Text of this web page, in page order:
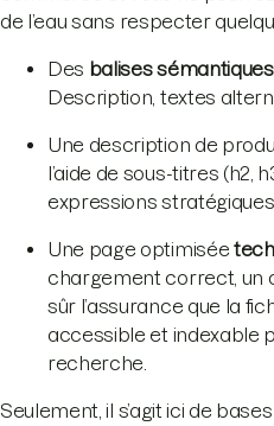
de l’eau sans respecter
Des balises sémantiques
Description, textes
Une description de
l’aide de sous-titres (h2,
expressions
Une page optimisée
chargement correct, un
sûr l’assurance que la
accessible et indexable
recherche.
Seulement, il s’agit ici de